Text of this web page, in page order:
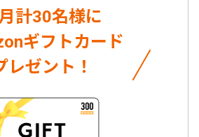
計30名様に
ギフトカード
レゼント！